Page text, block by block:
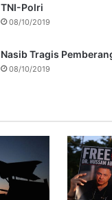
TNI-Polri
08/10/2019
Nasib Tragis
08/10/2019